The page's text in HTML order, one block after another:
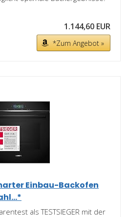
1.144,60 EUR
*Zum Angebot »
Einbau-Backofen
als TESTSIEGER mit der